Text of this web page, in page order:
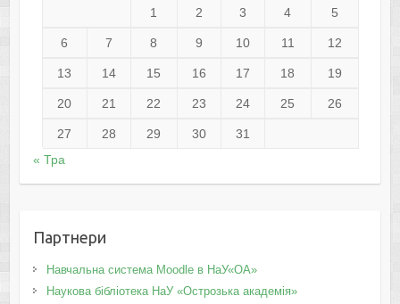
1 2 3 4 5
6 7 8 9 10 11 12
13 14 15 16 17 18 19
20 21 22 23 24 25 26
27 28 29 30
31
« Тра
Партнери
Навчальна система Moodle в НаУ«ОА»
Наукова бібліотека НаУ «Острозька академія»